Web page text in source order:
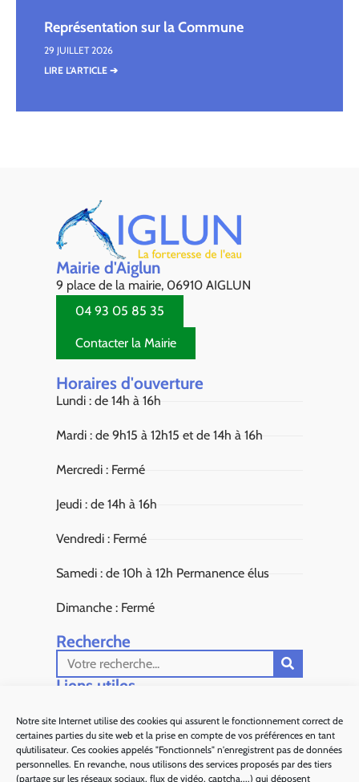
Notre site Internet utilise des cookies qui assurent le fonctionnement correct de
certaines parties du site web et la prise en compte de vos préférences en tant
qu’utilisateur. Ces cookies appelés "Fonctionnels" n'enregistrent pas de données
personnelles. En revanche, nous utilisons des services proposés par des tiers
(partage sur les réseaux sociaux, flux de vidéo, captcha,...) qui déposent
Représentation sur la Commune
29 JUILLET 2026
LIRE L'ARTICLE ➔
Mairie d'Aiglun
9 place de la mairie, 06910 AIGLUN
04 93 05 85 35
Contacter la Mairie
Horaires d'ouverture
Lundi : de 14h à 16h
Mardi : de 9h15 à 12h15 et de 14h à 16h
Mercredi : Fermé
Jeudi : de 14h à 16h
Vendredi : Fermé
Samedi : de 10h à 12h Permanence élus
Dimanche : Fermé
Recherche
Liens utiles​
Sous Préfecture de Grasse
Département 06